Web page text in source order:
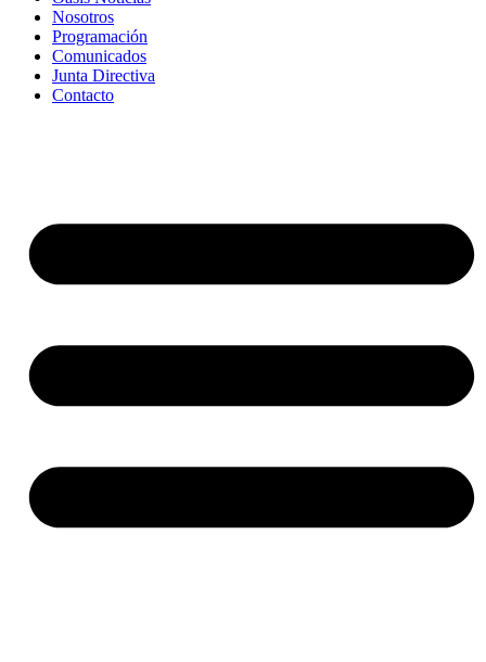
Nosotros
Programación
Comunicados
Junta Directiva
Contacto